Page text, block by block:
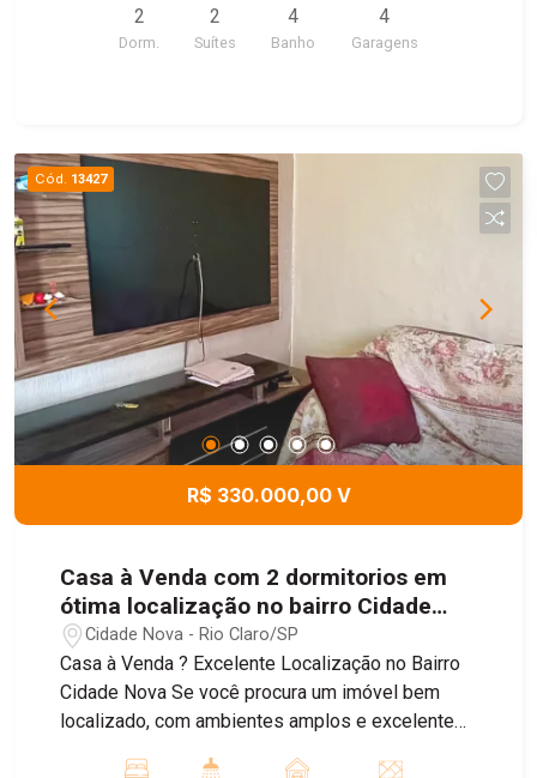
de excelente padrão, oferecendo ambientes
amplos, funcionais e prontos para receber sua
dormitório ou escritório; - Sala de estar; - Cozinha
funcional com planejados, forno embutido e
sugar; - Ampla área gourmet, ideal para receber
amigos e familiares; - Quintal espaçoso; -
Garagem para quatro carros. Além do excelente
projeto, a casa conta com diversos diferenciais
que proporcionam mais conforto, economia e
segurança: - Acabamento em porcelanato; -
Sistema de energia solar; - Ar-condicionado; -
Sistema de monitoramento; - Cerca elétrica.
Agende uma visita e conheça todos os detalhes
2
Dorm.
2
Suítes
4
Banho
4
Garagens
Cód. 13427
R$ 330.000,00 V
Casa à Venda com 2 dormitorios em
ótima localização no bairro Cidade
Nova, em Rio Claro
Cidade Nova - Rio Claro/SP
Casa à Venda ? Excelente Localização no Bairro
Cidade Nova Se você procura um imóvel bem
localizado, com ambientes amplos e excelente